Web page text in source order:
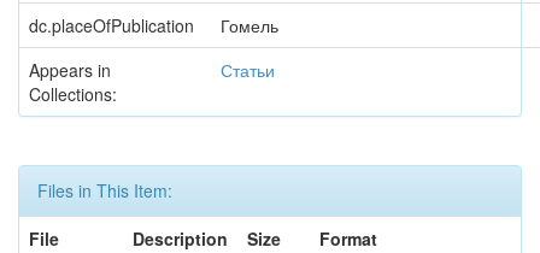
dc.placeOfPublication
Гомель
Appears in
Collections:
Статьи
Files in This Item:
File
Description Size
Format